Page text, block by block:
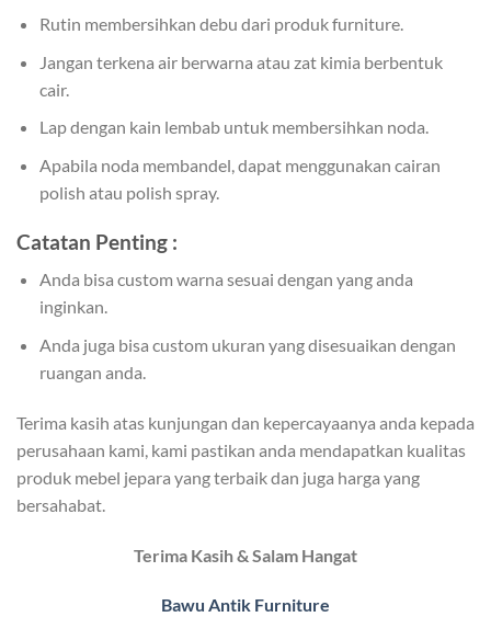
Rutin membersihkan debu dari produk furniture.
Jangan terkena air berwarna atau zat kimia berbentuk
cair.
Lap dengan kain lembab untuk membersihkan noda.
Apabila noda membandel, dapat menggunakan cairan
polish atau polish spray.
Catatan Penting :
Anda bisa custom warna sesuai dengan yang anda
inginkan.
Anda juga bisa custom ukuran yang disesuaikan dengan
ruangan anda.
Terima kasih atas kunjungan dan kepercayaanya anda kepada
perusahaan kami, kami pastikan anda mendapatkan kualitas
produk mebel jepara yang terbaik dan juga harga yang
bersahabat.
Terima Kasih & Salam Hangat
Bawu Antik Furniture